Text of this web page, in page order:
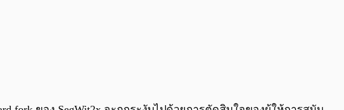
0:00/0:00